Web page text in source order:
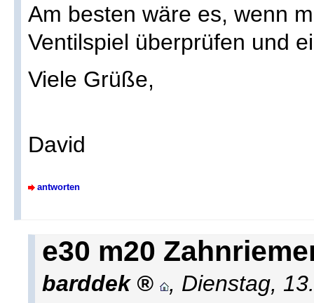
Am besten wäre es, wenn
Ventilspiel überprüfen und
Viele Grüße,
David
antworten
e30 m20
barddek , Dienstag,